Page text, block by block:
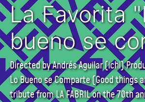
La Favorita
bueno se
Directed by Andrés Aguilar (ichi)
Lo Bueno se Comparte (Good things
tribute from LA FABRIL on the 70th